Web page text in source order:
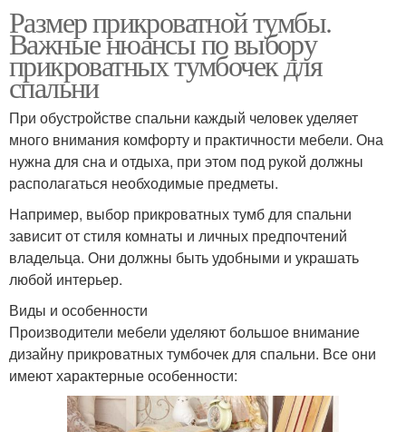
Размер прикроватной тумбы.
Важные нюансы по выбору
прикроватных тумбочек для
спальни
При обустройстве спальни каждый человек уделяет
много внимания комфорту и практичности мебели. Она
нужна для сна и отдыха, при этом под рукой должны
располагаться необходимые предметы.
Например, выбор прикроватных тумб для спальни
зависит от стиля комнаты и личных предпочтений
владельца. Они должны быть удобными и украшать
любой интерьер.
Виды и особенности
Производители мебели уделяют большое внимание
дизайну прикроватных тумбочек для спальни. Все они
имеют характерные особенности: